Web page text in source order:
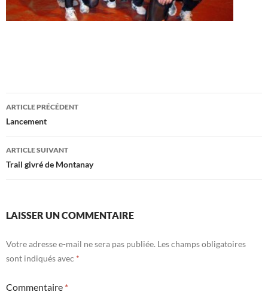
Navigation
des
articles
ARTICLE PRÉCÉDENT
Lancement
ARTICLE SUIVANT
Trail givré de Montanay
LAISSER UN COMMENTAIRE
Votre adresse e-mail ne sera pas publiée. Les champs obligatoires
sont indiqués avec *
Commentaire *